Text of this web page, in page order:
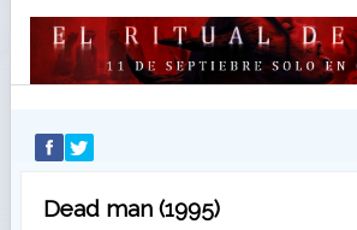
RECUÉRDEME
IDENTIFICARSE
Dead man (1995)